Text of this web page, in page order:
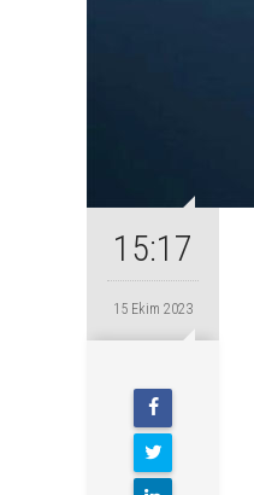
15:17
15 Ekim 2023